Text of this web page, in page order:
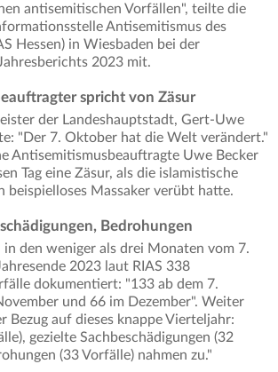
antisemitischen Vorfällen", teilte die
Antisemitismus des
Hessen) in Wiesbaden bei der
2023 mit.
spricht von Zäsur
der Landeshauptstadt, Gert-Uwe
"Der 7. Oktober hat die Welt verändert."
Antisemitismusbeauftragte Uwe Becker
Tag eine Zäsur, als die islamistische
beispielloses Massaker verübt hatte.
Bedrohungen
in den weniger als drei Monaten vom 7.
2023 laut RIAS 338
dokumentiert: "133 ab dem 7.
und 66 im Dezember". Weiter
Bezug auf dieses knappe Vierteljahr:
gezielte Sachbeschädigungen (32
(33 Vorfälle) nahmen zu."